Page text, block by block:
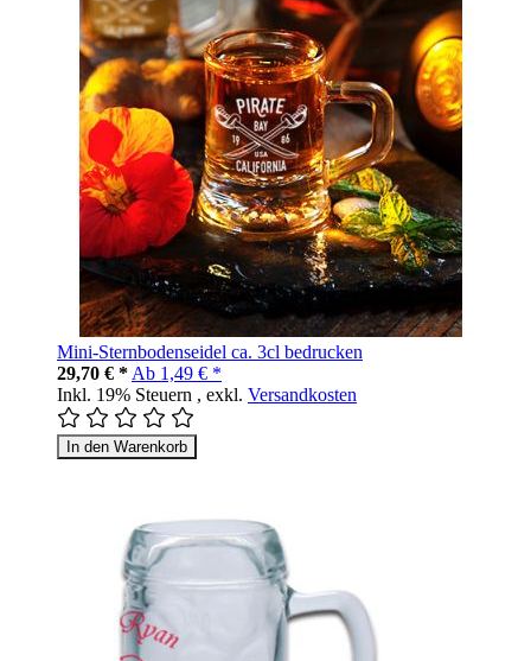
Mini-Sternbodenseidel ca. 3cl bedrucken
29,70 € * Ab 1,49 € *
Inkl. 19% Steuern , exkl. Versandkosten
In den Warenkorb